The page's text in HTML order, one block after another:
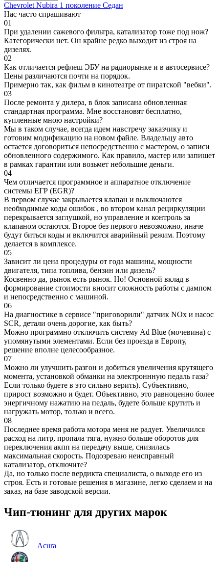
Chevrolet Nubira 1 поколение Седан
Нас часто спрашивают
01
При удалении сажевого фильтра, катализатор тоже под нож?
Категорически нет. Он крайне редко выходит из строя на
дизелях.
02
Как отличается рефлеш ЭБУ на радиорынке и в автосервисе?
Цены различаются почти на порядок.
Примерно так, как фильм в кинотеатре от пиратской "вебки".
03
После ремонта у дилера, в блок записана обновленная
стандартная программа. Мне восстановят бесплатно,
купленные мною настройки?
Мы в таком случае, всегда идем навстречу заказчику и
готовим модификацию на новом файле. Владельцу авто
остается договориться непосредственно с мастером, о записи
обновленного содержимого. Как правило, мастер или запишет
в рамках гарантии или возьмет небольшие деньги.
04
Чем отличается программное и аппаратное отключение
системы ЕГР (EGR)?
В первом случае закрывается клапан и выключаются
необходимые коды ошибок , во втором канал рециркуляции
перекрывается заглушкой, но управление и контроль за
клапаном остаются. Второе без первого невозможно, иначе
будут биться коды и включится аварийный режим. Поэтому
делается в комплексе.
05
Зависит ли цена процедуры от года машины, мощности
двигателя, типа топлива, бензин или дизель?
Косвенно да, рынок есть рынок. Но! Основной вклад в
формирование стоимости вносит сложность работы с дампом
и непосредственно с машиной.
06
На диагностике в сервисе "приговорили" датчик NOx и насос
SCR, детали очень дорогие, как быть?
Можно программно отключить систему Ad Blue (мочевина) с
упомянутыми элементами. Если без проезда в Европу,
решение вполне целесообразное.
07
Можно ли улучшить разгон и добиться увеличения крутящего
момента, установкой обманки на электроннную педаль газа?
Если только будете в это сильно верить). Субъективно,
прирост возможно и будет. Объективно, это равноценно более
энергичному нажатию на педаль, будете больше крутить и
нагружать мотор, только и всего.
08
Последнее время работа мотора меня не радует. Увеличился
расход на литр, пропала тяга, нужно больше оборотов для
переключения акпп на передачу выше, снизилась
максимальная скорость. Подозреваю неисправный
катализатор, отключите?
Да, но только после вердикта специалиста, о выходе его из
строя. Есть и готовые решения в магазине, легко сделаем и на
заказ, на базе заводской версии.
Чип-тюнинг для других марок
Acura